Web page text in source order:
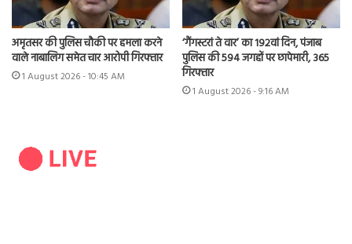
अमृतसर की पुलिस चौकी पर हमला करने
वाले नाबालिग समेत चार आरोपी गिरफ्तार
1 August 2026 - 10:45 AM
‘गैंगस्टरां ते वार’ का 192वां दिन, पंजाब
पुलिस की 594 जगहों पर छापेमारी, 365
गिरफ्तार
1 August 2026 - 9:16 AM